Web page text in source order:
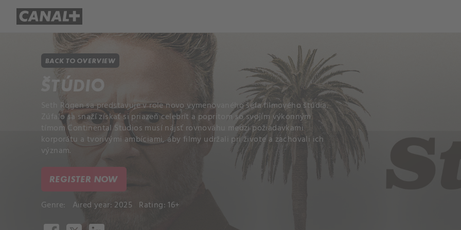
BACK TO OVERVIEW
ŠTÚDIO
Seth Rogen sa predstavuje v role novo vymenovaného šéfa filmového štúdia.
Zúfalo sa snaží získať si priazeň celebrít a popritom so svojím výkonným
tímom Continental Studios musí nájsť rovnováhu medzi požiadavkami
korporátu a tvorivými ambíciami, aby filmy udržali pri živote a zachovali ich
význam.
REGISTER NOW
Genre: Aired year: 2025 Rating: 16+